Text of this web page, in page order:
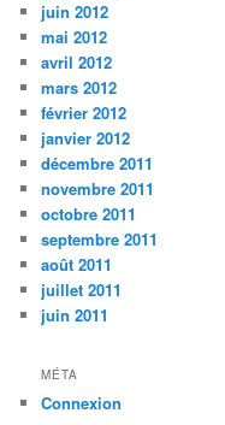
juin 2012
mai 2012
avril 2012
mars 2012
février 2012
janvier 2012
décembre 2011
novembre 2011
octobre 2011
septembre 2011
août 2011
juillet 2011
juin 2011
MÉTA
Connexion